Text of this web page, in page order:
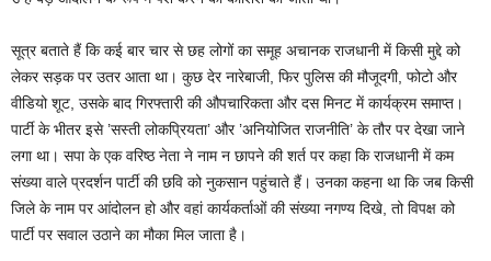
सूत्र बताते हैं कि कई बार चार से छह लोगों का समूह अचानक राजधानी में किसी मुद्दे को
लेकर सड़क पर उतर आता था। कुछ देर नारेबाजी, फिर पुलिस की मौजूदगी, फोटो और
वीडियो शूट, उसके बाद गिरफ्तारी की औपचारिकता और दस मिनट में कार्यक्रम समाप्त।
पार्टी के भीतर इसे ’सस्ती लोकप्रियता’ और ’अनियोजित राजनीति’ के तौर पर देखा जाने
लगा था। सपा के एक वरिष्ठ नेता ने नाम न छापने की शर्त पर कहा कि राजधानी में कम
संख्या वाले प्रदर्शन पार्टी की छवि को नुकसान पहुंचाते हैं। उनका कहना था कि जब किसी
जिले के नाम पर आंदोलन हो और वहां कार्यकर्ताओं की संख्या नगण्य दिखे, तो विपक्ष को
पार्टी पर सवाल उठाने का मौका मिल जाता है।